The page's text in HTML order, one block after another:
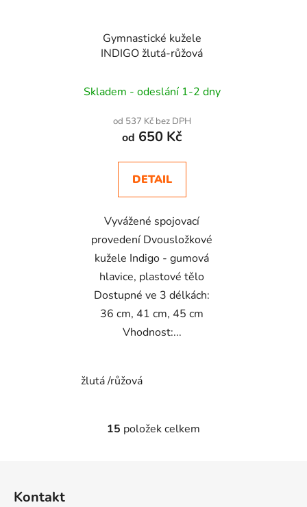
Gymnastické kužele
INDIGO žlutá-růžová
Skladem - odeslání 1-2 dny
od 537 Kč bez DPH
od 650 Kč
DETAIL
Vyvážené spojovací
provedení Dvousložkové
kužele Indigo - gumová
hlavice, plastové tělo
Dostupné ve 3 délkách:
36 cm, 41 cm, 45 cm
Vhodnost:...
žlutá /růžová
O
15 položek celkem
Kontakt